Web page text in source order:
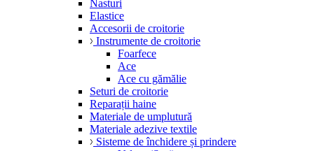
Nasturi
Elastice
Accesorii de croitorie
Instrumente de croitorie
Foarfece
Ace
Ace cu gămălie
Seturi de croitorie
Reparații haine
Materiale de umplutură
Materiale adezive textile
Sisteme de închidere și prindere